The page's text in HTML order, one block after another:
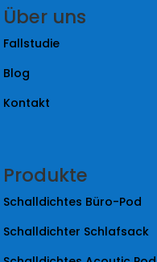
Über uns
Fallstudie
Blog
Kontakt
Produkte
Schalldichtes Büro-Pod
Schalldichter Schlafsack